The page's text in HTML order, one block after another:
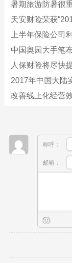
暑期旅游防暑很
天安财险荣获
上半年保险公司
中国奥园大手笔
人保财险将尽快
2017年中国大陆
改善线上化经营
称呼：
邮箱：